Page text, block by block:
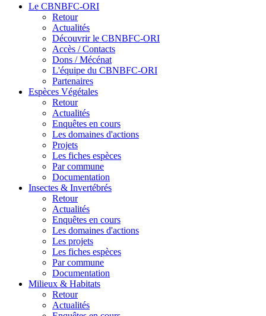
Le CBNBFC-ORI
Retour
Actualités
Découvrir le CBNBFC-ORI
Accès / Contacts
Dons / Mécénat
L'équipe du CBNBFC-ORI
Partenaires
Espèces Végétales
Retour
Actualités
Enquêtes en cours
Les domaines d'actions
Projets
Les fiches espèces
Par commune
Documentation
Insectes & Invertébrés
Retour
Actualités
Enquêtes en cours
Les domaines d'actions
Les projets
Les fiches espèces
Par commune
Documentation
Milieux & Habitats
Retour
Actualités